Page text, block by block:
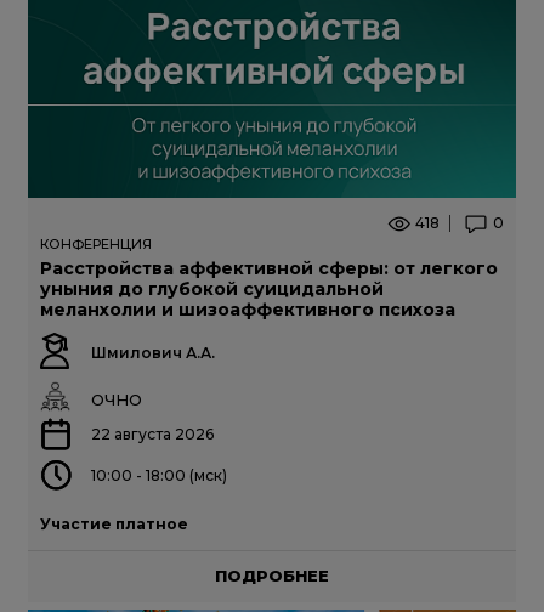
418 0
КОНФЕРЕНЦИЯ
Расстройства аффективной сферы: от легкого
уныния до глубокой суицидальной
меланхолии и шизоаффективного психоза
Шмилович А.А.
ОЧНО
22 августа 2026
10:00 - 18:00 (мск)
Участие платное
ПОДРОБНЕЕ